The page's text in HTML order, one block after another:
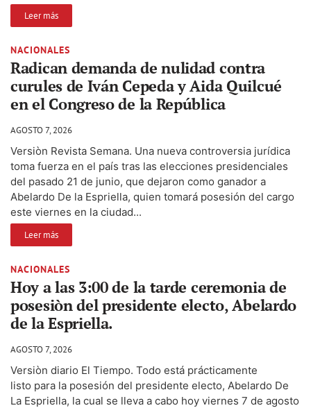
Leer más
NACIONALES
Radican demanda de nulidad contra
curules de Iván Cepeda y Aida Quilcué
en el Congreso de la República
AGOSTO 7, 2026
Versiòn Revista Semana. Una nueva controversia jurídica
toma fuerza en el país tras las elecciones presidenciales
del pasado 21 de junio, que dejaron como ganador a
Abelardo De la Espriella, quien tomará posesión del cargo
este viernes en la ciudad...
Leer más
NACIONALES
Hoy a las 3:00 de la tarde ceremonia de
posesiòn del presidente electo, Abelardo
de la Espriella.
AGOSTO 7, 2026
Versiòn diario El Tiempo. Todo está prácticamente
listo para la posesión del presidente electo, Abelardo De
La Espriella, la cual se lleva a cabo hoy viernes 7 de agosto